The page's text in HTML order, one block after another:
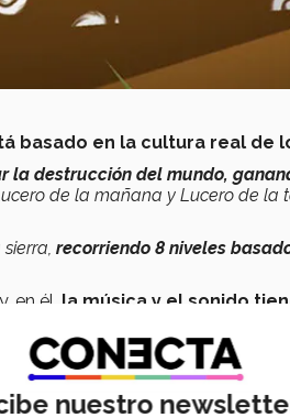
basado en la cultura real de
la destrucción del mundo,
de la mañana y Lucero de la
recorriendo 8 niveles
y, en él, la música y el sonido
cuentan con una
neumático) y radican en el
sembró en nosotros la
nuestro